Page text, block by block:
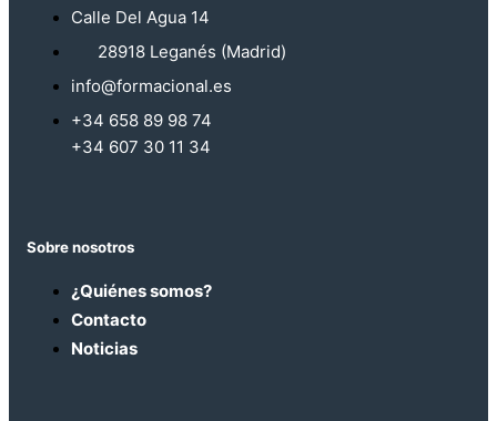
Calle Del Agua 14
28918 Leganés (Madrid)
info@formacional.es
+34 658 89 98 74
+34 607 30 11 34
Sobre nosotros
¿Quiénes somos?
Contacto
Noticias